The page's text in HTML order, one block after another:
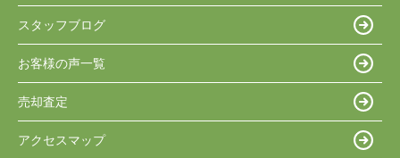
スタッフブログ
お客様の声一覧
売却査定
アクセスマップ